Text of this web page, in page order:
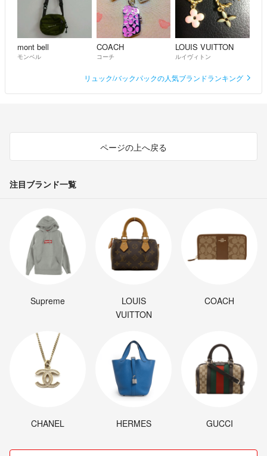
mont bell
モンベル
COACH
コーチ
LOUIS VUITTON
ルイヴィトン
リュック/バックパックの人気ブランドランキング
ページの上へ戻る
注目ブランド一覧
Supreme
LOUIS
VUITTON
COACH
CHANEL HERMES GUCCI